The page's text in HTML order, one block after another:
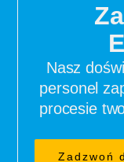
Nasz
personel
procesie
Zadzwoń